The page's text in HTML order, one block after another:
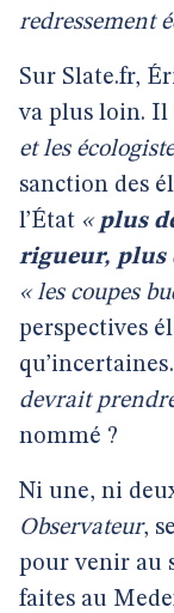
redressement
Sur Slate.fr,
va plus loin. Il
et les
sanction des
l’État « plus
rigueur, plus
« les coupes
perspectives
devrait
nommé ?
Ni une, ni
Observateur,
pour venir au
faites au